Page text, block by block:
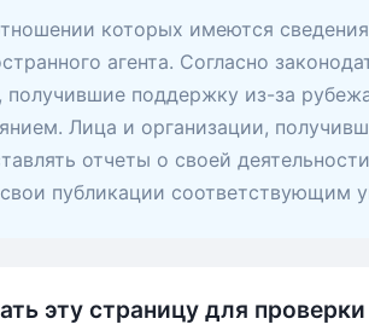
которых имеются
агента. Согласно
получившие поддержку из-за
Лица и организации,
отчеты о своей
публикации соответствующим
эту страницу для